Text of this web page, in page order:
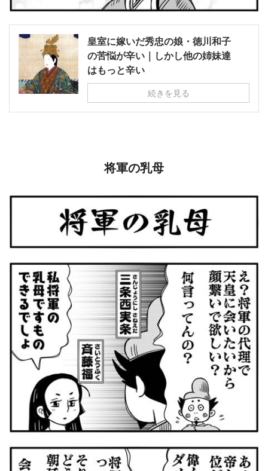
皇室に嫁いだ秀忠の娘・徳川和子
の苦悩が辛い｜しかし他の姉妹達
はもっと辛い
続きを見る
将軍の乳母